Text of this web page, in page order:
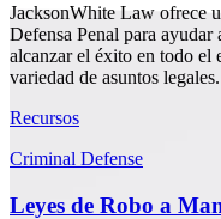
JacksonWhite Law ofrece
Defensa Penal para
alcanzar el éxito en todo el
variedad de asuntos legales.
Recursos
Criminal Defense
Leyes de Robo a